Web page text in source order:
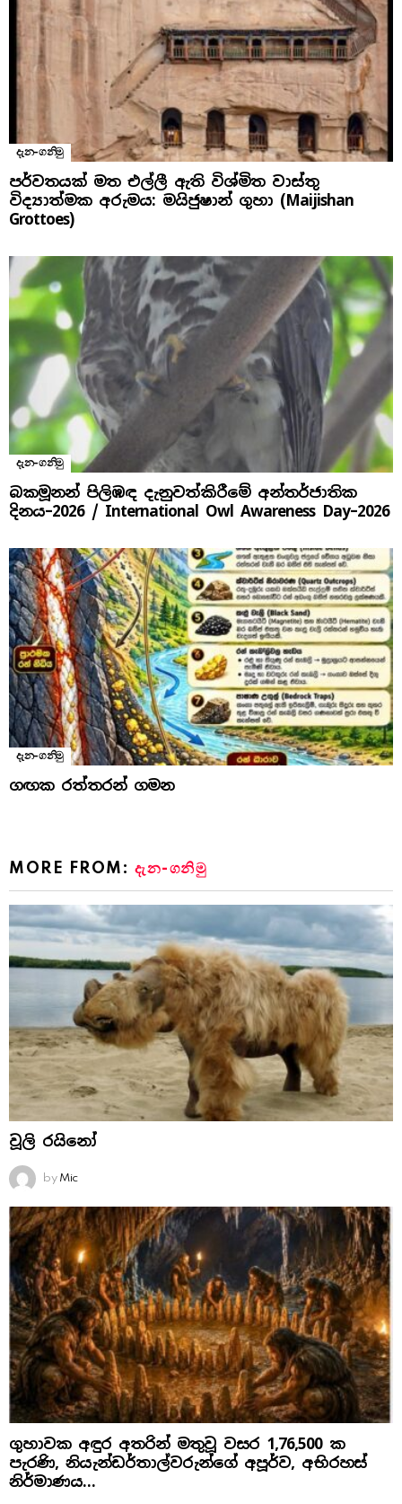
දැන-ගනිමු
පර්වතයක් මත එල්ලී ඇති විශ්මිත වාස්තු
විද්‍යාත්මක අරුමය: මයිජුෂාන් ගුහා (Maijishan
Grottoes)
දැන-ගනිමු
බකමූනන් පිලිඹඳ දැනුවත්කිරීමේ අන්තර්ජාතික
දිනය​–2026 / International Owl Awareness Day–2026
දැන-ගනිමු
ගඟක රත්තරන් ගමන
MORE FROM:දැන-ගනිමු
වූලි රයිනෝ
by Mic
ගුහාවක අඳුර අතරින් මතුවූ වසර 1,76,500 ක
පැරණි, නියැන්ඩර්තාල්වරුන්ගේ අපූර්ව, අභිරහස්
නිර්මාණය…